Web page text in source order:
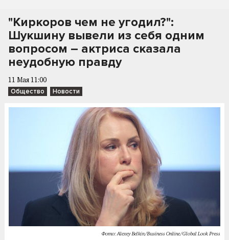
"Киркоров чем не угодил?":
Шукшину вывели из себя одним
вопросом – актриса сказала
неудобную правду
11 Мая 11:00
Общество Новости
Фото: Alexey Belkin/Business Online/Global Look Press